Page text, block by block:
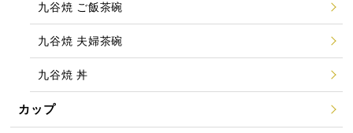
九谷焼 ご飯茶碗
九谷焼 夫婦茶碗
九谷焼 丼
カップ